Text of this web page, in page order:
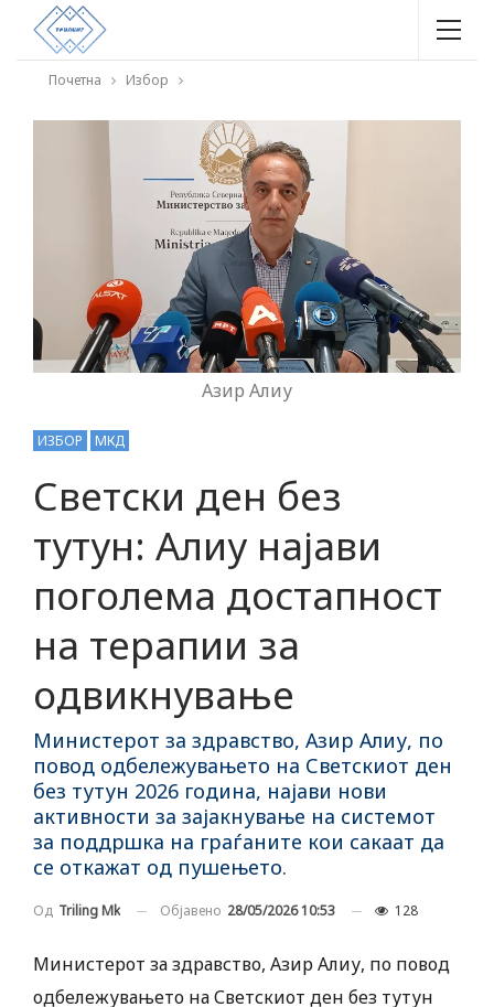
Почетна Избор
Азир Алиу
ИЗБОР МКД
Светски ден без
тутун: Алиу најави
поголема достапност
на терапии за
одвикнување
Министерот за здравство, Азир Алиу, по
повод одбележувањето на Светскиот ден
без тутун 2026 година, најави нови
активности за зајакнување на системот
за поддршка на граѓаните кои сакаат да
се откажат од пушењето.
Од Triling Mk Објавено 28/05/2026 10:53 128
Министерот за здравство, Азир Алиу, по повод
одбележувањето на Светскиот ден без тутун